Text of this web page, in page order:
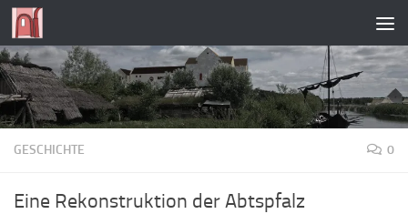
Zum Inhalt springen
GESCHICHTE 0
Eine Rekonstruktion der Abtspfalz